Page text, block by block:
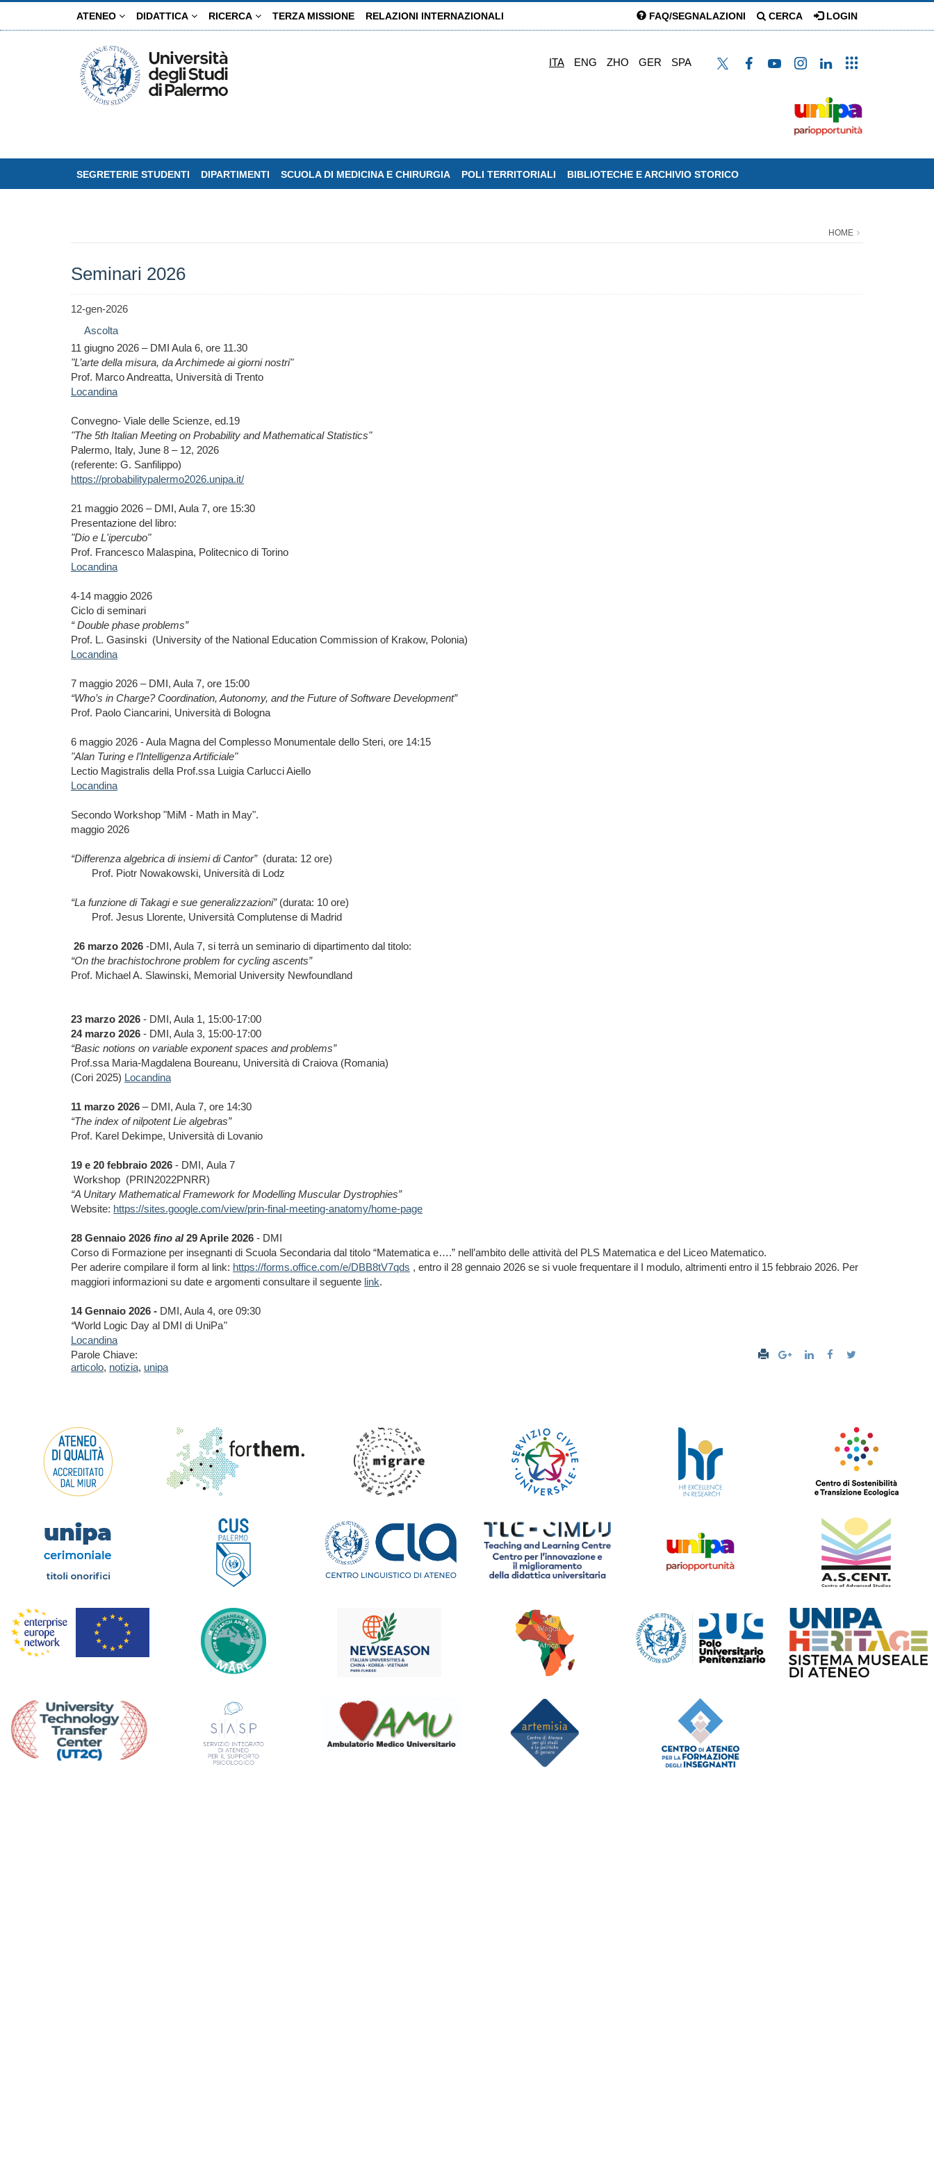
ATENEO DIDATTICA RICERCA TERZA MISSIONE RELAZIONI INTERNAZIONALI FAQ/SEGNALAZIONI CERCA LOGIN
ITA ENG ZHO GER SPA
SEGRETERIE STUDENTI DIPARTIMENTI SCUOLA DI MEDICINA E CHIRURGIA POLI TERRITORIALI BIBLIOTECHE E ARCHIVIO STORICO
HOME
Seminari 2026
12-gen-2026
Ascolta
11 giugno 2026 – DMI Aula 6, ore 11.30
"L’arte della misura, da Archimede ai giorni nostri"
Prof. Marco Andreatta, Università di Trento
Locandina
Convegno- Viale delle Scienze, ed.19
"The 5th Italian Meeting on Probability and Mathematical Statistics"
Palermo, Italy, June 8 – 12, 2026
(referente: G. Sanfilippo)
https://probabilitypalermo2026.unipa.it/
21 maggio 2026 – DMI, Aula 7, ore 15:30
Presentazione del libro:
"Dio e L'ipercubo"
Prof. Francesco Malaspina, Politecnico di Torino
Locandina
4-14 maggio 2026
Ciclo di seminari
“ Double phase problems”
Prof. L. Gasinski (University of the National Education Commission of Krakow, Polonia)
Locandina
7 maggio 2026 – DMI, Aula 7, ore 15:00
“Who’s in Charge? Coordination, Autonomy, and the Future of Software Development”
Prof. Paolo Ciancarini, Università di Bologna
6 maggio 2026 - Aula Magna del Complesso Monumentale dello Steri, ore 14:15
"Alan Turing e l’Intelligenza Artificiale"
Lectio Magistralis della Prof.ssa Luigia Carlucci Aiello
Locandina
Secondo Workshop "MiM - Math in May".
maggio 2026
“Differenza algebrica di insiemi di Cantor”(durata: 12 ore)
Prof. Piotr Nowakowski, Università di Lodz
“La funzione di Takagi e sue generalizzazioni”(durata: 10 ore)
Prof. Jesus Llorente, Università Complutense di Madrid
26 marzo 2026 -DMI, Aula 7, si terrà un seminario di dipartimento dal titolo:
“On the brachistochrone problem for cycling ascents”
Prof. Michael A. Slawinski, Memorial University Newfoundland
23 marzo 2026 - DMI, Aula 1, 15:00-17:00
24 marzo 2026 - DMI, Aula 3, 15:00-17:00
“Basic notions on variable exponent spaces and problems”
Prof.ssa Maria-Magdalena Boureanu, Università di Craiova (Romania)
(Cori 2025) Locandina
11 marzo 2026 – DMI, Aula 7, ore 14:30
“The index of nilpotent Lie algebras”
Prof. Karel Dekimpe, Università di Lovanio
19 e 20 febbraio 2026 - DMI, Aula 7
Workshop (PRIN2022PNRR)
“A Unitary Mathematical Framework for Modelling Muscular Dystrophies”
Website: https://sites.google.com/view/prin-final-meeting-anatomy/home-page
28 Gennaio 2026 fino al29 Aprile 2026 - DMI
Corso di Formazione per insegnanti di Scuola Secondaria dal titolo “Matematica e….” nell’ambito delle attività del PLS Matematica e del Liceo Matematico.
Per aderire compilare il form al link: https://forms.office.com/e/DBB8tV7qds , entro il 28 gennaio 2026 se si vuole frequentare il I modulo, altrimenti entro il 15 febbraio 2026. Per
maggiori informazioni su date e argomenti consultare il seguente link.
14 Gennaio 2026 - DMI, Aula 4, ore 09:30
“World Logic Day al DMI di UniPa"
Locandina
Parole Chiave:
articolo, notizia, unipa